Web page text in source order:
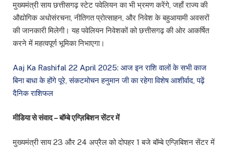
मुख्यमंत्री साय छत्तीसगढ़ स्टेट पवेलियन का भी भ्रमण करेंगे, जहाँ राज्य की
औद्योगिक अधोसंरचना, नीतिगत प्रोत्साहन, और निवेश के बहुआयामी अवसरों
की जानकारी मिलेगी। यह पवेलियन निवेशकों को छत्तीसगढ़ की ओर आकर्षित
करने में महत्वपूर्ण भूमिका निभाएगा।
Aaj Ka Rashifal 22 April 2025: आज इन राशि वालों के सभी काज
बिना बाधा के होंगे पूरे, संकटमोचन हनुमान जी का रहेगा विशेष आशीर्वाद, पढ़ें
दैनिक राशिफल
मीडिया से संवाद – बॉम्बे एग्ज़िबिशन सेंटर में
मुख्यमंत्री साय 23 और 24 अप्रैल को दोपहर 1 बजे बॉम्बे एग्ज़िबिशन सेंटर में